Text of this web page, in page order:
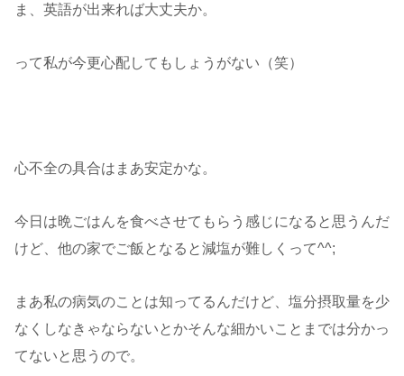
ま、英語が出来れば大丈夫か。
って私が今更心配してもしょうがない（笑）
心不全の具合はまあ安定かな。
今日は晩ごはんを食べさせてもらう感じになると思うんだ
けど、他の家でご飯となると減塩が難しくって^^;
まあ私の病気のことは知ってるんだけど、塩分摂取量を少
なくしなきゃならないとかそんな細かいことまでは分かっ
てないと思うので。